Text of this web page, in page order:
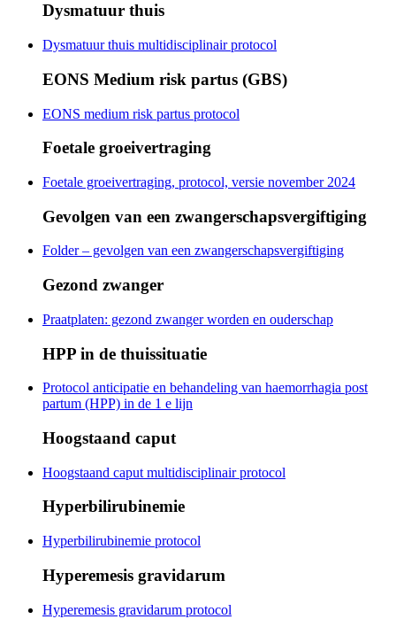
Dysmatuur thuis
Dysmatuur thuis multidisciplinair protocol
EONS Medium risk partus (GBS)
EONS medium risk partus protocol
Foetale groeivertraging
Foetale groeivertraging, protocol, versie november 2024
Gevolgen van een zwangerschapsvergiftiging
Folder – gevolgen van een zwangerschapsvergiftiging
Gezond zwanger
Praatplaten: gezond zwanger worden en ouderschap
HPP in de thuissituatie
Protocol anticipatie en behandeling van haemorrhagia post
partum (HPP) in de 1 e lijn
Hoogstaand caput
Hoogstaand caput multidisciplinair protocol
Hyperbilirubinemie
Hyperbilirubinemie protocol
Hyperemesis gravidarum
Hyperemesis gravidarum protocol